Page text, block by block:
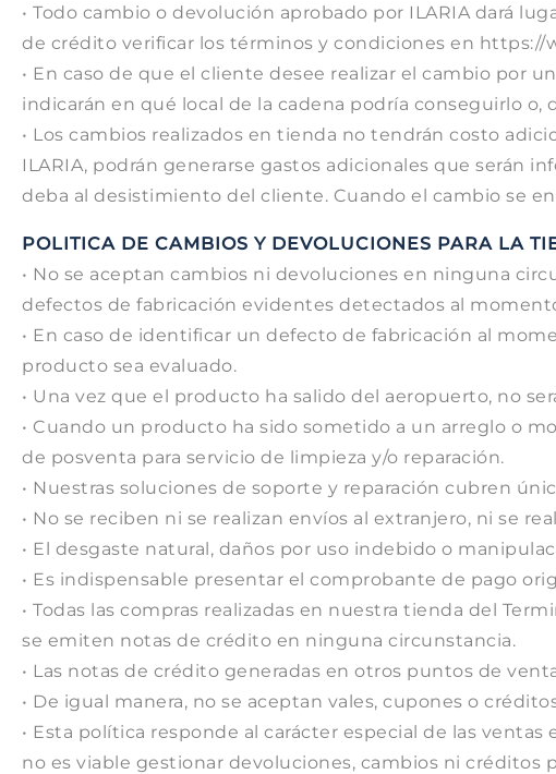
• Todo cambio o devolución aprobado por ILARIA dará
de crédito verificar los términos y condiciones en https://
• En caso de que el cliente desee realizar el cambio por
indicarán en qué local de la cadena podría conseguirlo o,
• Los cambios realizados en tienda no tendrán costo
ILARIA, podrán generarse gastos adicionales que serán
deba al desistimiento del cliente. Cuando el cambio se
POLITICA DE CAMBIOS Y DEVOLUCIONES PARA LA
• No se aceptan cambios ni devoluciones en ninguna
defectos de fabricación evidentes detectados al
• En caso de identificar un defecto de fabricación al
producto sea evaluado.
• Una vez que el producto ha salido del aeropuerto, no
• Cuando un producto ha sido sometido a un arreglo o
de posventa para servicio de limpieza y/o reparación.
• Nuestras soluciones de soporte y reparación cubren
• No se reciben ni se realizan envíos al extranjero, ni se
• El desgaste natural, daños por uso indebido o
• Es indispensable presentar el comprobante de pago
• Todas las compras realizadas en nuestra tienda del
se emiten notas de crédito en ninguna circunstancia.
• Las notas de crédito generadas en otros puntos de
• De igual manera, no se aceptan vales, cupones o
• Esta política responde al carácter especial de las
no es viable gestionar devoluciones, cambios ni créditos